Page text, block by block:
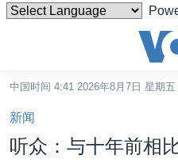
碍
链
接
跳
中国时间 4:41 2026年8月7日 星期五
新闻
听众：与十年前相